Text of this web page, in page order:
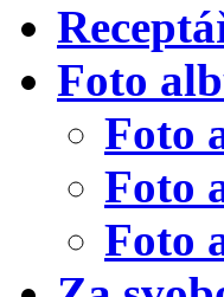
Foto
Foto
Foto
Foto